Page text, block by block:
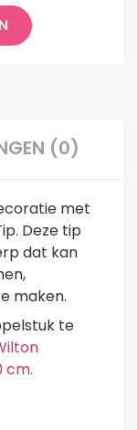
(0)
met
Deze tip
dat kan
maken.
te
cm.